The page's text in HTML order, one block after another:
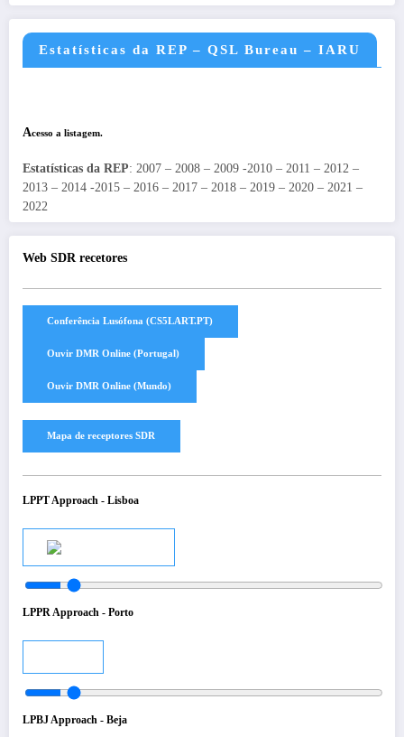
Estatísticas da REP – QSL Bureau – IARU
Acesso a listagem.
Estatísticas da REP: 2007 – 2008 – 2009 -2010 – 2011 – 2012 –
2013 – 2014 -2015 – 2016 – 2017 – 2018 – 2019 – 2020 – 2021 –
2022
Web SDR recetores
LPPT Approach - Lisboa
LPPR Approach - Porto
LPBJ Approach - Beja